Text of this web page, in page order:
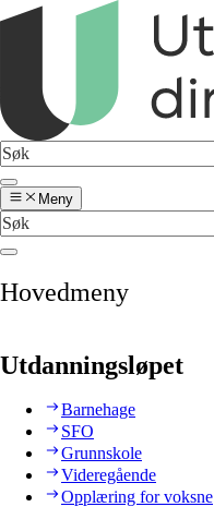
Meny
Hovedmeny
Utdanningsløpet
Barnehage
SFO
Grunnskole
Videregående
Opplæring for voksne